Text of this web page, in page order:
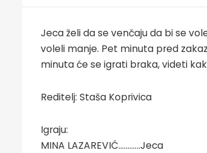
Jeca želi da se venčaju da bi se
voleli manje. Pet minuta pred
minuta će se igrati braka, videti
Reditelj: Staša Koprivica
Igraju:
MINA LAZAREVIĆ............Jeca